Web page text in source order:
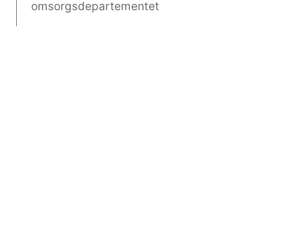
omsorgsdepartementet